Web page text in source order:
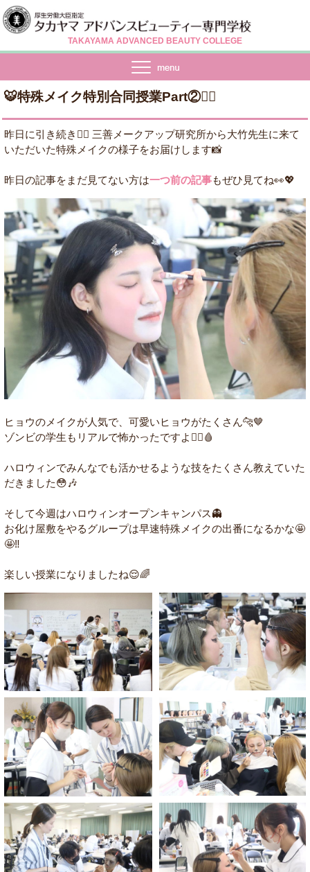
TAKAYAMA ADVANCED BEAUTY COLLEGE
🐯特殊メイク特別合同授業Part②🧟‍♂️
昨日に引き続き☝🏻 三善メークアップ研究所から大竹先生に来て
いただいた特殊メイクの様子をお届けします📸
昨日の記事をまだ見てない方は一つ前の記事もぜひ見てね👀💖
ヒョウのメイクが人気で、可愛いヒョウがたくさん🐆🤎
ゾンビの学生もリアルで怖かったですよ🧟‍♂️🩸
ハロウィンでみんなでも活かせるような技をたくさん教えていた
だきました😳🎶
そして今週はハロウィンオープンキャンパス👻
お化け屋敷をやるグループは早速特殊メイクの出番になるかな🤩
🤩‼️
楽しい授業になりましたね😌🌈